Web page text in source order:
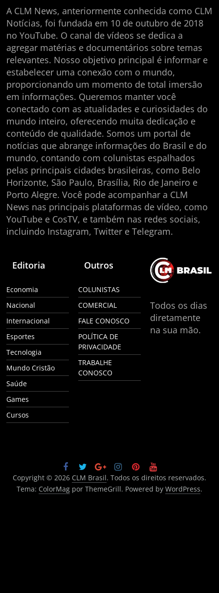
A CLM News, anteriormente conhecida como CLM
Notícias, foi fundada em 10 de outubro de 2018
no YouTube. O canal de vídeos se dedica a
agregar matérias e documentários sobre temas
relevantes. Nosso objetivo principal é informar e
estabelecer uma conexão com o mundo,
proporcionando um momento de total imersão
em informações. Queremos manter você
conectado com as atualidades e curiosidades do
mundo inteiro, oferecendo muita dedicação e
conteúdo de qualidade. Somos um portal de
notícias que abrange informações do Brasil e do
mundo, contando com colunistas espalhados
pelas principais cidades brasileiras, como Belo
Horizonte, São Paulo, Brasília, Rio de Janeiro e
Porto Alegre. Você pode acompanhar a CLM
News nas principais plataformas de vídeo, como
YouTube e CosTV, e também nas redes sociais,
incluindo Instagram, Twitter e Telegram.
Editoria
Economia
Nacional
Internacional
Esportes
Tecnologia
Mundo Cristão
Saúde
Games
Cursos
Outros
COLUNISTAS
COMERCIAL
FALE CONOSCO
POLÍTICA DE
PRIVACIDADE
TRABALHE
CONOSCO
Todos os dias
diretamente
na sua mão.
Copyright © 2026 CLM Brasil. Todos os direitos reservados.
Tema: ColorMagpor ThemeGrill. Powered by WordPress.